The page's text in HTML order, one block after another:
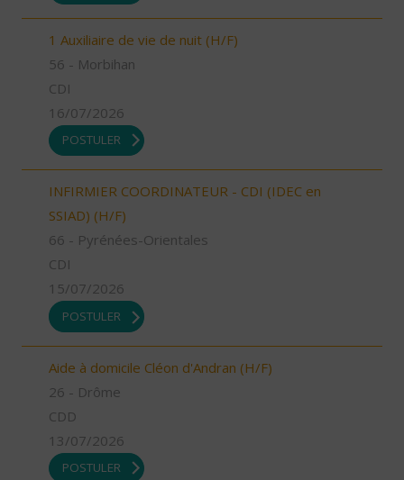
1 Auxiliaire de vie de nuit (H/F)
56 - Morbihan
CDI
16/07/2026
POSTULER
INFIRMIER COORDINATEUR - CDI (IDEC en
SSIAD) (H/F)
66 - Pyrénées-Orientales
CDI
15/07/2026
POSTULER
Aide à domicile Cléon d'Andran (H/F)
26 - Drôme
CDD
13/07/2026
POSTULER